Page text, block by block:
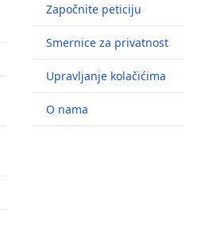
Započnite peticiju
Smernice za privatnost
Upravljanje kolačićima
O nama